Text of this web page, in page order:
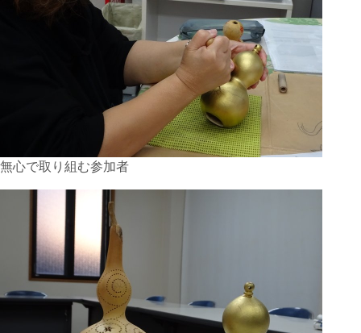
無心で取り組む参加者